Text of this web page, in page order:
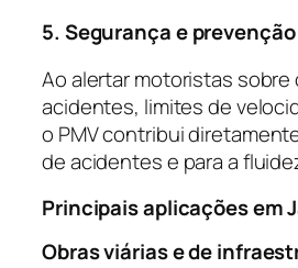
5. Segurança e prevenção
Ao alertar motoristas sobre
acidentes, limites de
o PMV contribui
de acidentes e para a
Principais aplicações em
Obras viárias e de